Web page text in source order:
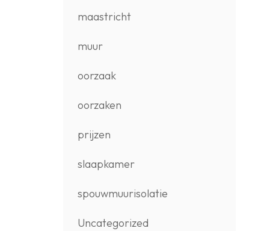
maastricht
muur
oorzaak
oorzaken
prijzen
slaapkamer
spouwmuurisolatie
Uncategorized